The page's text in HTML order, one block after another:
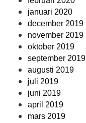
januari 2020
december 2019
november 2019
oktober 2019
september 2019
augusti 2019
juli 2019
juni 2019
april 2019
mars 2019